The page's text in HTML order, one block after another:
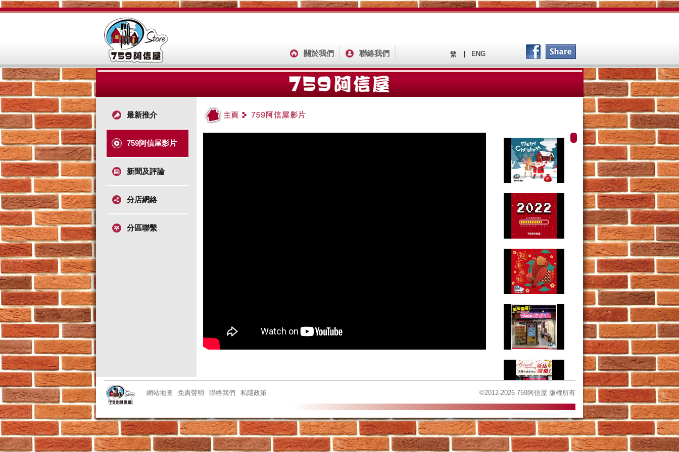
繁 ENG
關於我們 聯絡我們
最新推介
759阿信屋影片
新聞及評論
分店網絡
分區聯繫
網站地圖 免責聲明 聯絡我們 私隱政策 ©2012-2026 759阿信屋 版權所有